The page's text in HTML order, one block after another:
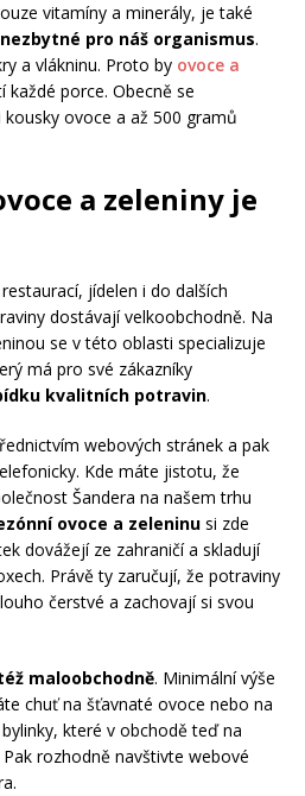
vitamíny a minerály, je také
pro náš organismus.
a vlákninu. Proto by ovoce a
každé porce. Obecně se
ovoce a až 500 gramů
a zeleniny je
jídelen i do dalších
dostávají velkoobchodně. Na
se v této oblasti specializuje
má pro své zákazníky
kvalitních potravin.
webových stránek a pak
Kde máte jistotu, že
Šandera na našem trhu
ovoce a zeleninu si zde
dovážejí ze zahraničí a skladují
Právě ty zaručují, že potraviny
čerstvé a zachovají si svou
maloobchodně. Minimální výše
chuť na šťavnaté ovoce nebo na
které v obchodě teď na
rozhodně navštivte webové